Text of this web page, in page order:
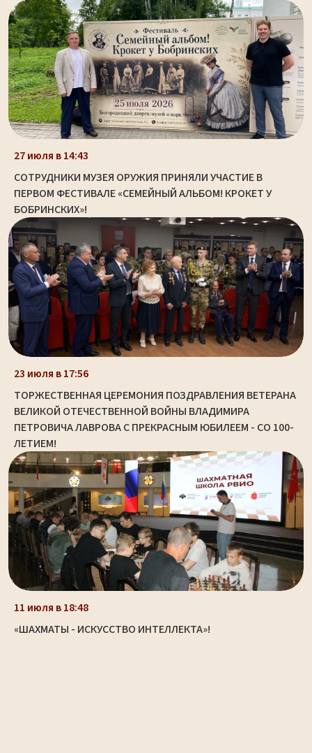
27 июля в 14:43
СОТРУДНИКИ МУЗЕЯ ОРУЖИЯ ПРИНЯЛИ УЧАСТИЕ В
ПЕРВОМ ФЕСТИВАЛЕ «СЕМЕЙНЫЙ АЛЬБОМ! КРОКЕТ У
БОБРИНСКИХ»!
23 июля в 17:56
ТОРЖЕСТВЕННАЯ ЦЕРЕМОНИЯ ПОЗДРАВЛЕНИЯ ВЕТЕРАНА
ВЕЛИКОЙ ОТЕЧЕСТВЕННОЙ ВОЙНЫ ВЛАДИМИРА
ПЕТРОВИЧА ЛАВРОВА С ПРЕКРАСНЫМ ЮБИЛЕЕМ - СО 100-
ЛЕТИЕМ!
11 июля в 18:48
«ШАХМАТЫ - ИСКУССТВО ИНТЕЛЛЕКТА»!